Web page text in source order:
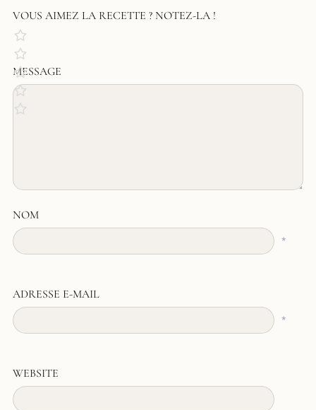
VOUS AIMEZ LA RECETTE ? NOTEZ-LA !
MESSAGE
NOM
*
ADRESSE E-MAIL
*
WEBSITE